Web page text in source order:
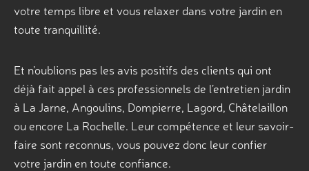
votre temps libre et vous relaxer dans votre jardin en
toute tranquillité.
Et n’oublions pas les avis positifs des clients qui ont
déjà fait appel à ces professionnels de l’entretien jardin
à La Jarne, Angoulins, Dompierre, Lagord, Châtelaillon
ou encore La Rochelle. Leur compétence et leur savoir-
faire sont reconnus, vous pouvez donc leur confier
votre jardin en toute confiance.